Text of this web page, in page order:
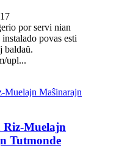
por servi nian
povas esti
baldaŭ.
upl...
Riz-Muelajn
Tutmonde